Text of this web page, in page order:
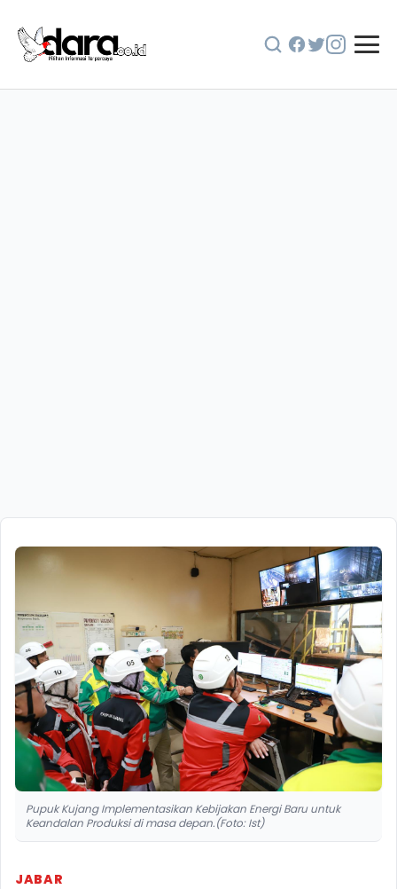
Pupuk Kujang Implementasikan Kebijakan Energi Baru untuk
Keandalan Produksi di masa depan.(Foto: Ist)
JABAR